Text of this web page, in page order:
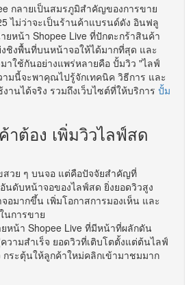
กลายเป็นสมรภูมิสำคัญของการขาย
ไม่ว่าจะเป็นร้านค้าแบรนด์ดัง อินฟลู
ยหน้า Shopee Live ที่ปักตะกร้าสินค้า
ชิงพื้นที่บนหน้าจอให้ได้มากที่สุด และ
าใช้กันอย่างแพร่หลายคือ ปั้มวิว "ไลฟ์
มนี้จะพาคุณไปรู้จักเทคนิค วิธีการ และ
านได้จริง รวมถึงเว็บไซต์ที่ให้บริการ ปั้ม
าต้อง เพิ่มวิวไลฟ์สด
สวย ๆ บนจอ แต่คือปัจจัยสำคัญที่
นดับหน้าจอของไลฟ์สด ยิ่งยอดวิวสูง
มากขึ้น เพิ่มโอกาสการมองเห็น และ
นการขาย
หน้า Shopee Live ที่มีหน้าที่ผลักดัน
วามสำเร็จ ยอดวิวที่เติบโตตั้งแต่ต้นไลฟ์
ระตุ้นให้ลูกค้าใหม่คลิกเข้ามาชมมาก